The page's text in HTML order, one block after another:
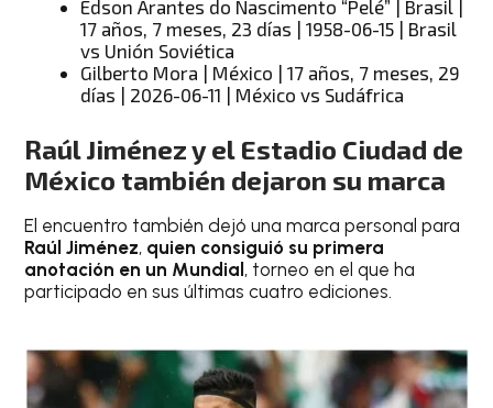
Edson Arantes do Nascimento “Pelé” | Brasil |
17 años, 7 meses, 23 días | 1958-06-15 | Brasil
vs Unión Soviética
Gilberto Mora | México | 17 años, 7 meses, 29
días | 2026-06-11 | México vs Sudáfrica
Raúl Jiménez y el Estadio Ciudad de
México también dejaron su marca
El encuentro también dejó una marca personal para
Raúl Jiménez, quien consiguió su primera
anotación en un Mundial, torneo en el que ha
participado en sus últimas cuatro ediciones.